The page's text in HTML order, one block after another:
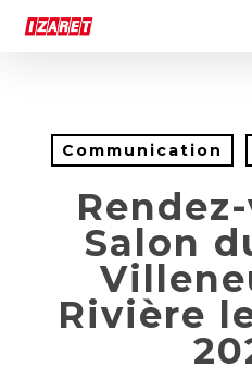
Communication
Salon
Rivière